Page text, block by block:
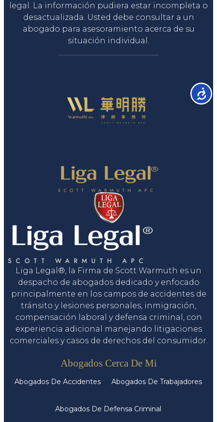
legal. La información pudiera estar incompleta o
desactualizada. Usted debe consultar a un
abogado para asesoramiento acerca de su
situación individual.
Liga Legal®, la Firma de Scott Warmuth es un
despacho de abogados dedicado y enfocado
principalmente en los campos de accidentes de
tránsito y lesiones personales, inmigración,
compensación laboral y defensa criminal, con
experiencia adicional manejando litigaciones
comerciales y casos de derechos del consumidor.
Abogados Cerca De Mi
Abogados De Accidentes Abogados De Trabajadores
Abogados De Defensa Criminal